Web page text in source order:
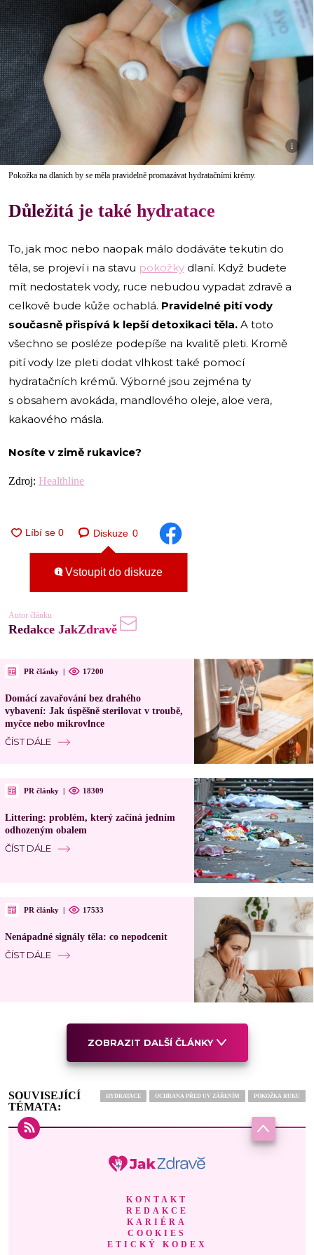
i
Pokožka na dlaních by se měla pravidelně promazávat hydratačními krémy.
Důležitá je také hydratace
To, jak moc nebo naopak málo dodáváte tekutin do
těla, se projeví i na stavu pokožky dlaní. Když budete
mít nedostatek vody, ruce nebudou vypadat zdravě a
celkově bude kůže ochablá. Pravidelné pití vody
současně přispívá k lepší detoxikaci těla. A toto
všechno se posléze podepíše na kvalitě pleti. Kromě
pití vody lze pleti dodat vlhkost také pomocí
hydratačních krémů. Výborné jsou zejména ty
s obsahem avokáda, mandlového oleje, aloe vera,
kakaového másla.
Nosíte v zimě rukavice?
Zdroj: Healthline
Diskuze 0
Vstoupit do diskuze
Autor článku
Redakce JakZdravě
PR články | 17200
Domácí zavařování bez drahého
vybavení: Jak úspěšně sterilovat v troubě,
myčce nebo mikrovlnce
ČÍST DÁLE
PR články | 18309
Littering: problém, který začíná jedním
odhozeným obalem
ČÍST DÁLE
PR články | 17533
Nenápadné signály těla: co nepodcenit
ČÍST DÁLE
ZOBRAZIT DALŠÍ ČLÁNKY
SOUVISEJÍCÍ
TÉMATA:
HYDRATACE OCHRANA PŘED UV ZÁŘENÍM POKOŽKA RUKU
KONTAKT
REDAKCE
KARIÉRA
COOKIES
ETICKÝ KODEX